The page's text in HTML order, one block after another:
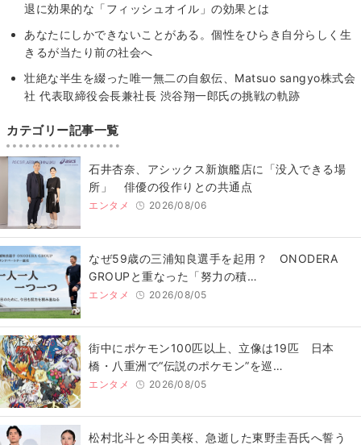
退に効果的な「フィッシュオイル」の効果とは
あなたにしかできないことがある。個性をひらき自分らしく生
きるが当たり前の社会へ
壮絶な半生を綴った唯一無二の自叙伝、Matsuo sangyo株式会
社 代表取締役会長兼社長 渋谷翔一郎氏の挑戦の軌跡
カテゴリー記事一覧
石井杏奈、アシックス新旗艦店に「没入できる場
所」 俳優の役作りとの共通点
エンタメ 2026/08/06
なぜ59歳の三浦知良選手を起用？ ONODERA
GROUPと重なった「努力の積…
エンタメ 2026/08/05
街中にポケモン100匹以上、立像は19匹 日本
橋・八重洲で“伝説のポケモン”を巡…
エンタメ 2026/08/05
松村北斗と今田美桜、急逝した東野圭吾氏へ誓う